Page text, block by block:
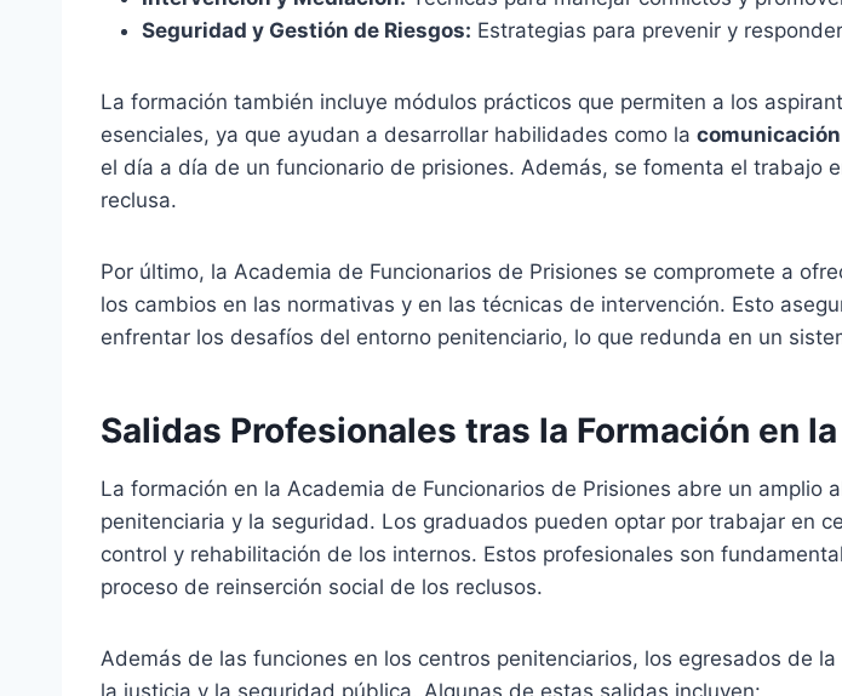
Seguridad y Gestión de Riesgos: Estrategias para prevenir y
La formación también incluye módulos prácticos que permiten a los
esenciales, ya que ayudan a desarrollar habilidades como la
el día a día de un funcionario de prisiones. Además, se fomenta el trabajo
reclusa.
Por último, la Academia de Funcionarios de Prisiones se compromete a
los cambios en las normativas y en las técnicas de intervención. Esto
enfrentar los desafíos del entorno penitenciario, lo que redunda en un
Salidas Profesionales tras la Formación en
La formación en la Academia de Funcionarios de Prisiones abre un amplio
penitenciaria y la seguridad. Los graduados pueden optar por trabajar en
control y rehabilitación de los internos. Estos profesionales son
proceso de reinserción social de los reclusos.
Además de las funciones en los centros penitenciarios, los egresados de